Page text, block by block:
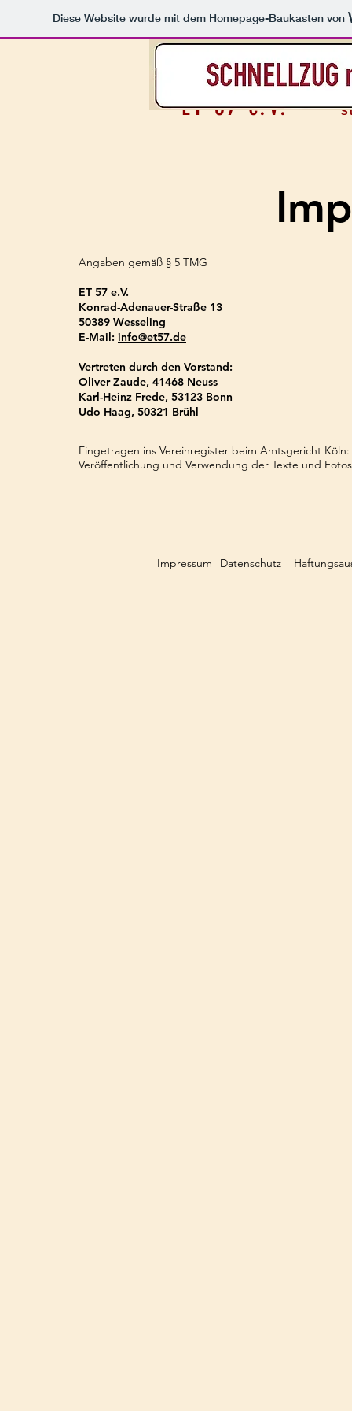
Diese Website wurde mit dem Homepage-Baukasten von
ET 57 e.V.
Angaben gemäß § 5 TMG
ET 57 e.V.
Konrad-Adenauer-Straße 13
50389 Wesseling
E-Mail: info@et57.de
Vertreten durch den Vorstand:
Oliver Zaude, 41468 Neuss
Karl-Heinz Frede, 53123 Bonn
Udo Haag, 50321 Brühl
Eingetragen ins Vereinregister beim Amtsgericht Köln:
Veröffentlichung und Verwendung der Texte und
Impressum Datenschutz